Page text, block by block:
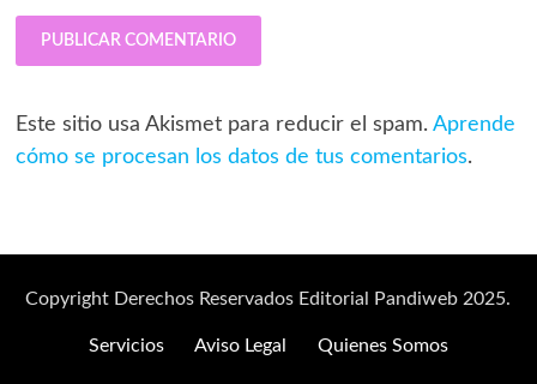
Este sitio usa Akismet para reducir el spam. Aprende
cómo se procesan los datos de tus comentarios.
Copyright Derechos Reservados Editorial Pandiweb 2025.
Servicios Aviso Legal Quienes Somos